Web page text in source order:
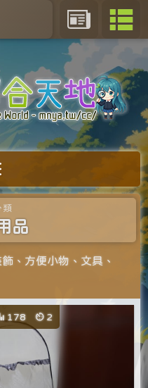
類
品
、方便小物、文具、
178 2